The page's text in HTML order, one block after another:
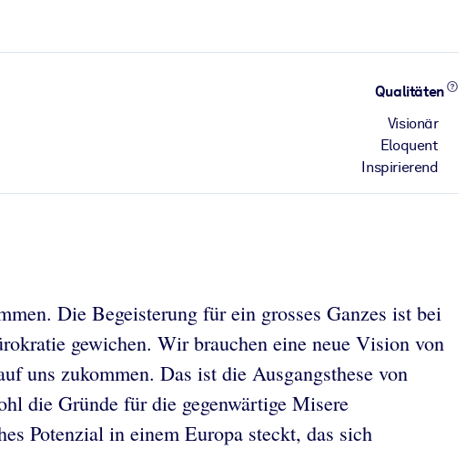
Qualitäten
Visionär
Eloquent
Inspirierend
Die Begeisterung für ein grosses Ganzes ist bei
gewichen. Wir brauchen eine neue Vision von
uns zukommen. Das ist die Ausgangsthese von
die Gründe für die gegenwärtige Misere
Potenzial in einem Europa steckt, das sich